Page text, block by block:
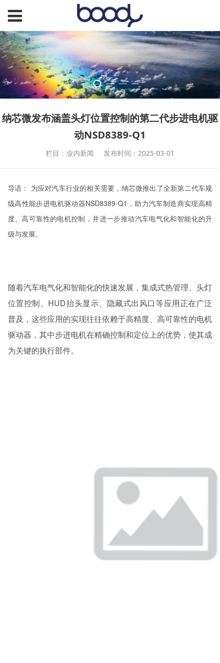
纳芯微发布涵盖头灯位置控制的第二代步进电机驱
动NSD8389-Q1
栏目：业内新闻 发布时间：2025-03-01
导语： 为应对汽车行业的相关需要，纳芯微推出了全新第二代车规
级高性能步进电机驱动器NSD8389-Q1，助力汽车制造商实现高精
度、高可靠性的电机控制，并进一步推动汽车电气化和智能化的升
级与发展。
随着汽车电气化和智能化的快速发展，集成式热管理、头灯
位置控制、HUD抬头显示、隐藏式出风口等应用正在广泛
普及，这些应用的实现往往依赖于高精度、高可靠性的电机
驱动器，其中步进电机在精确控制和定位上的优势，使其成
为关键的执行部件。